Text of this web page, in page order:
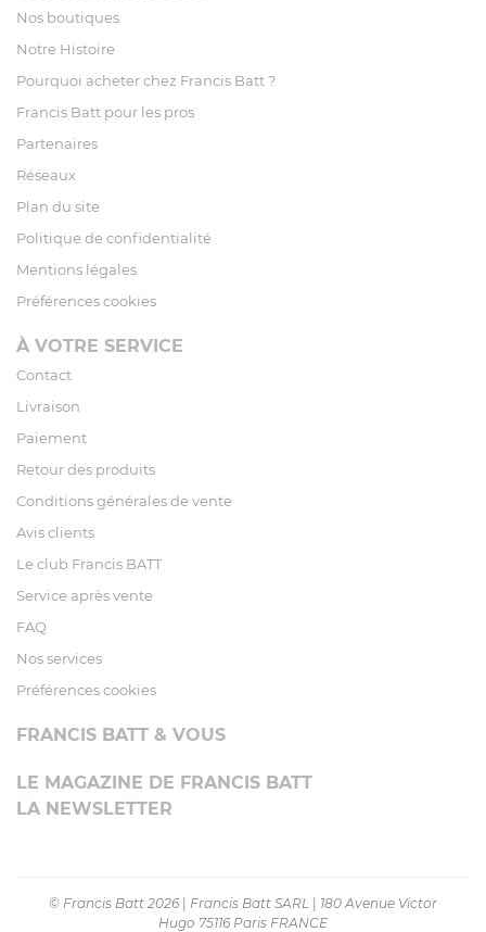
Nos boutiques
Notre Histoire
Pourquoi acheter chez Francis Batt ?
Francis Batt pour les pros
Partenaires
Réseaux
Plan du site
Politique de confidentialité
Mentions légales
Préférences cookies
À VOTRE SERVICE
Contact
Livraison
Paiement
Retour des produits
Conditions générales de vente
Avis clients
Le club Francis BATT
Service après vente
FAQ
Nos services
Préférences cookies
FRANCIS BATT & VOUS
LE MAGAZINE DE FRANCIS BATT
LA NEWSLETTER
© Francis Batt 2026 Francis Batt SARL
180 Avenue Victor
Hugo 75116 Paris FRANCE